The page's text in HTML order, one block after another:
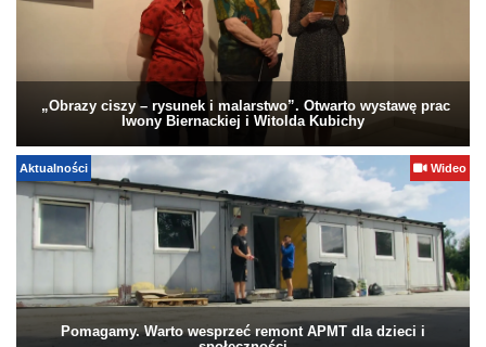
„Obrazy ciszy – rysunek i malarstwo”. Otwarto wystawę prac
Iwony Biernackiej i Witolda Kubichy
Aktualności Wideo
Pomagamy. Warto wesprzeć remont APMT dla dzieci i